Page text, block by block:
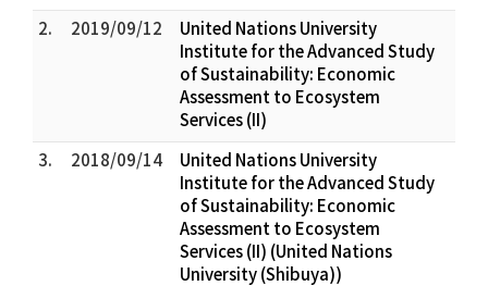
2.
2019/09/12
United Nations University
Institute for the Advanced Study
of Sustainability: Economic
Assessment to Ecosystem
Services (II)
3.
2018/09/14
United Nations University
Institute for the Advanced Study
of Sustainability: Economic
Assessment to Ecosystem
Services (II) (United Nations
University (Shibuya))